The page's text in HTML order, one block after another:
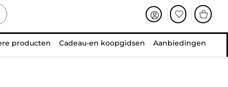
producten Cadeau-en koopgidsen Aanbiedingen